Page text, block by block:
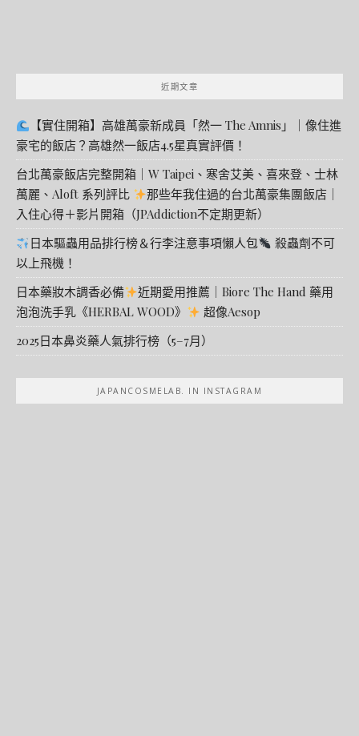
近期文章
【實住開箱】高雄萬豪新成員「然一 The Amnis」｜像住進
豪宅的飯店？高雄然一飯店4.5星真實評價！
台北萬豪飯店完整開箱｜W Taipei、寒舍艾美、喜來登、士林
萬麗、Aloft 系列評比
那些年我住過的台北萬豪集團飯店｜
入住心得＋影片開箱（JPAddiction不定期更新）
日本驅蟲用品排行榜＆行李注意事項懶人包
殺蟲劑不可
以上飛機！
日本藥妝木調香必備
近期愛用推薦｜Biore The Hand 藥用
泡泡洗手乳《HERBAL WOOD》
超像Aesop
2025日本鼻炎藥人氣排行榜（5–7月）
JAPANCOSMELAB. IN INSTAGRAM